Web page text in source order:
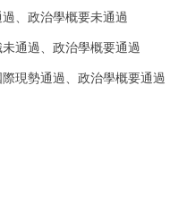
、政治學概要未通過
通過、政治學概要通過
現勢通過、政治學概要通過